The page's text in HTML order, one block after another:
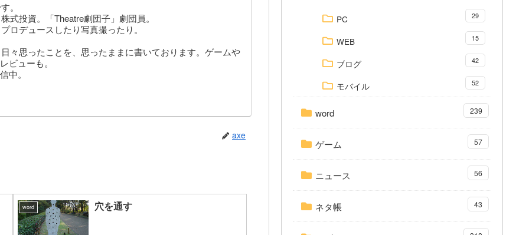
。
式投資。「Theatre劇団子」劇団員。
ロデュースしたり写真撮ったり。
々思ったことを、思ったままに書いております。ゲームや
ビューも。
中。
axe
word 穴を通す
PC 29
WEB 15
ブログ 42
モバイル 52
word 239
ゲーム 57
ニュース 56
ネタ帳 43